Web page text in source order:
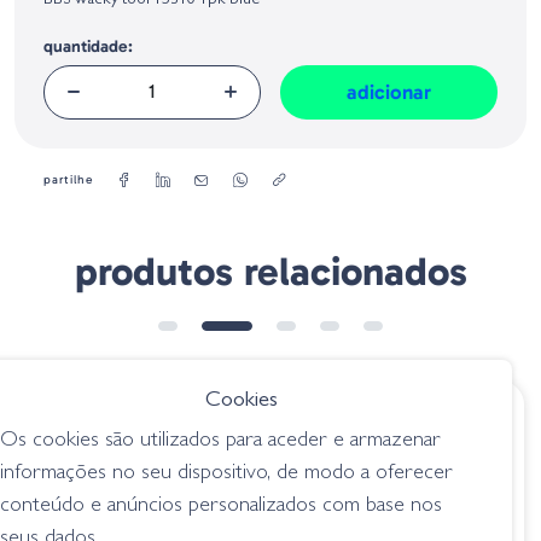
quantidade:
adicionar
partilhe
produtos relacionados
€ 6.40
Zappu Bone Rattler
acessórios
Hart Régua De
Medição
Cookies
Os cookies são utilizados para aceder e armazenar
informações no seu dispositivo, de modo a oferecer
conteúdo e anúncios personalizados com base nos